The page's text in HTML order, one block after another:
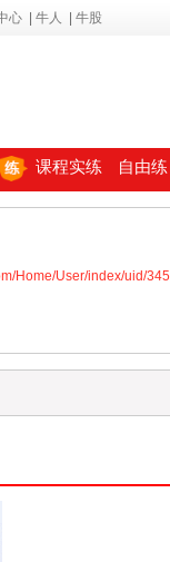
心 牛人 牛股
课程实练 自由练
Home/User/index/uid/